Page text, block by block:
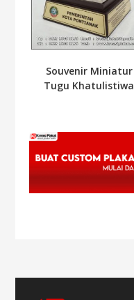
Souvenir Miniatur
Tugu Khatulistiwa